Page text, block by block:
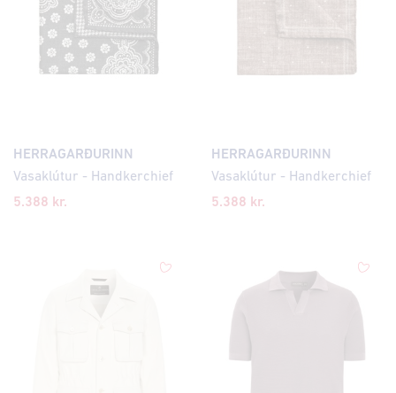
HERRAGARÐURINN
Vasaklútur - Handkerchief
5.388 kr.
HERRAGARÐURINN
Vasaklútur - Handkerchief
5.388 kr.